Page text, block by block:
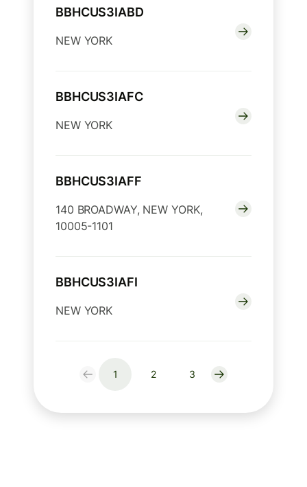
BBHCUS3IABD
NEW YORK
BBHCUS3IAFC
NEW YORK
BBHCUS3IAFF
140 BROADWAY, NEW YORK,
10005-1101
BBHCUS3IAFI
NEW YORK
1 2 3